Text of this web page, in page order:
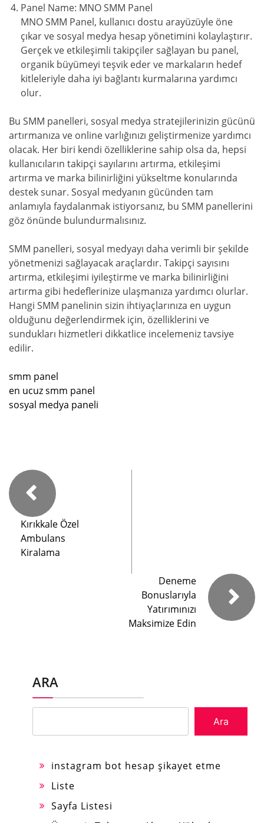
Panel Name: MNO SMM Panel
MNO SMM Panel, kullanıcı dostu arayüzüyle öne
çıkar ve sosyal medya hesap yönetimini kolaylaştırır.
Gerçek ve etkileşimli takipçiler sağlayan bu panel,
organik büyümeyi teşvik eder ve markaların hedef
kitleleriyle daha iyi bağlantı kurmalarına yardımcı
olur.
Bu SMM panelleri, sosyal medya stratejilerinizin gücünü
artırmanıza ve online varlığınızı geliştirmenize yardımcı
olacak. Her biri kendi özelliklerine sahip olsa da, hepsi
kullanıcıların takipçi sayılarını artırma, etkileşimi
artırma ve marka bilinirliğini yükseltme konularında
destek sunar. Sosyal medyanın gücünden tam
anlamıyla faydalanmak istiyorsanız, bu SMM panellerini
göz önünde bulundurmalısınız.
SMM panelleri, sosyal medyayı daha verimli bir şekilde
yönetmenizi sağlayacak araçlardır. Takipçi sayısını
artırma, etkileşimi iyileştirme ve marka bilinirliğini
artırma gibi hedeflerinize ulaşmanıza yardımcı olurlar.
Hangi SMM panelinin sizin ihtiyaçlarınıza en uygun
olduğunu değerlendirmek için, özelliklerini ve
sundukları hizmetleri dikkatlice incelemeniz tavsiye
edilir.
smm panel
en ucuz smm panel
sosyal medya paneli
Kırıkkale Özel
Ambulans
Kiralama
Deneme
Bonuslarıyla
Yatırımınızı
Maksimize Edin
ARA
Ara
instagram bot hesap şikayet etme
Liste
Sayfa Listesi